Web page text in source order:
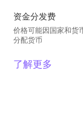
资金分发费
价格可能因国家和货
分配货币
了解更多